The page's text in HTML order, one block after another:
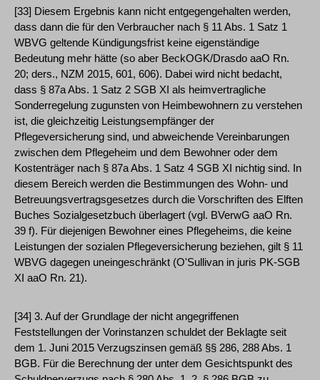
[33] Diesem Ergebnis kann nicht entgegengehalten werden,
dass dann die für den Verbraucher nach § 11 Abs. 1 Satz 1
WBVG geltende Kündigungsfrist keine eigenständige
Bedeutung mehr hätte (so aber BeckOGK/Drasdo aaO Rn.
20; ders., NZM 2015, 601, 606). Dabei wird nicht bedacht,
dass § 87a Abs. 1 Satz 2 SGB XI als heimvertragliche
Sonderregelung zugunsten von Heimbewohnern zu verstehen
ist, die gleichzeitig Leistungsempfänger der
Pflegeversicherung sind, und abweichende Vereinbarungen
zwischen dem Pflegeheim und dem Bewohner oder dem
Kostenträger nach § 87a Abs. 1 Satz 4 SGB XI nichtig sind. In
diesem Bereich werden die Bestimmungen des Wohn- und
Betreuungsvertragsgesetzes durch die Vorschriften des Elften
Buches Sozialgesetzbuch überlagert (vgl. BVerwG aaO Rn.
39 f). Für diejenigen Bewohner eines Pflegeheims, die keine
Leistungen der sozialen Pflegeversicherung beziehen, gilt § 11
WBVG dagegen uneingeschränkt (O'Sullivan in juris PK-SGB
XI aaO Rn. 21).
[34] 3. Auf der Grundlage der nicht angegriffenen
Feststellungen der Vorinstanzen schuldet der Beklagte seit
dem 1. Juni 2015 Verzugszinsen gemäß §§ 286, 288 Abs. 1
BGB. Für die Berechnung der unter dem Gesichtspunkt des